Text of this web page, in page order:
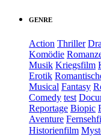
GENRE
Action Thriller
Komödie
Musik Kriegsfilm
Erotik
Musical Fantasy
Comedy test
Reportage Biopic
Aventure
Historienfilm